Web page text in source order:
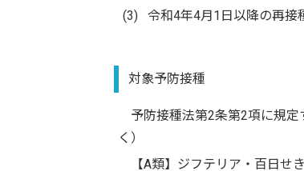
(3) 令和4年4月1日以降の再接
対象予防接種
予防接種法第2条第2項に規定
く）
【A類】ジフテリア・百日せ